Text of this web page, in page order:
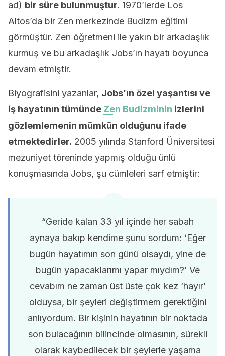
ad) bir süre bulunmuştur. 1970’lerde Los
Altos’da bir Zen merkezinde Budizm eğitimi
görmüştür. Zen öğretmeni ile yakın bir arkadaşlık
kurmuş ve bu arkadaşlık Jobs’ın hayatı boyunca
devam etmiştir.
Biyografisini yazanlar, Jobs’ın özel yaşantısı ve
iş hayatının tümünde Zen Budizminin izlerini
gözlemlemenin mümkün olduğunu ifade
etmektedirler. 2005 yılında Stanford Üniversitesi
mezuniyet töreninde yapmış olduğu ünlü
konuşmasında Jobs, şu cümleleri sarf etmiştir:
“Geride kalan 33 yıl içinde her sabah
aynaya bakıp kendime şunu sordum: ‘Eğer
bugün hayatımın son günü olsaydı, yine de
bugün yapacaklarımı yapar mıydım?’ Ve
cevabım ne zaman üst üste çok kez ‘hayır’
olduysa, bir şeyleri değiştirmem gerektiğini
anlıyordum. Bir kişinin hayatının bir noktada
son bulacağının bilincinde olmasının, sürekli
olarak kaybedilecek bir şeylerle yaşama